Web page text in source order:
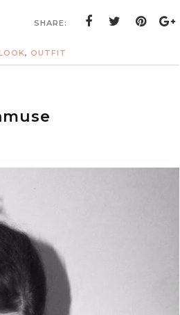
SHARE:
, OUTFIT